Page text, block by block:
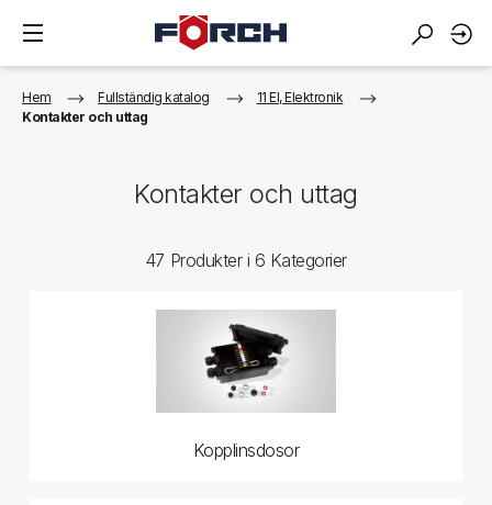
Hem Fullständig katalog
11 El, Elektronik
Kontakter och uttag
Kontakter och uttag
47 Produkter i 6 Kategorier
Kopplinsdosor